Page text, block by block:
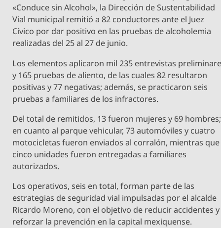
«Conduce sin Alcohol», la Dirección de Sustentabilidad
Vial municipal remitió a 82 conductores ante el Juez
Cívico por dar positivo en las pruebas de alcoholemia
realizadas del 25 al 27 de junio.
Los elementos aplicaron mil 235 entrevistas
y 165 pruebas de aliento, de las cuales 82 resultaron
positivas y 77 negativas; además, se practicaron seis
pruebas a familiares de los infractores.
Del total de remitidos, 13 fueron mujeres y 69 hombres;
en cuanto al parque vehicular, 73 automóviles y cuatro
motocicletas fueron enviados al corralón, mientras que
cinco unidades fueron entregadas a familiares
autorizados.
Los operativos, seis en total, forman parte de las
estrategias de seguridad vial impulsadas por el alcalde
Ricardo Moreno, con el objetivo de reducir accidentes y
reforzar la prevención en la capital mexiquense.